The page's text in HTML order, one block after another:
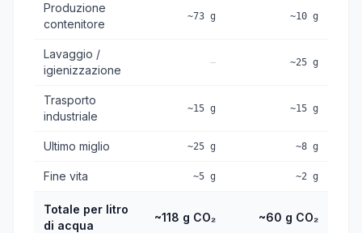
Produzione
contenitore
~73 g ~10 g
Lavaggio /
igienizzazione
— ~25 g
Trasporto
industriale
~15 g ~15 g
Ultimo miglio ~25 g ~8 g
Fine vita ~5 g ~2 g
Totale per litro
di acqua
~118 g CO₂ ~60 g CO₂